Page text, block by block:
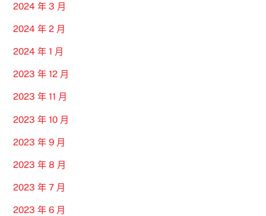
2024 年 3 月
2024 年 2 月
2024 年 1 月
2023 年 12 月
2023 年 11 月
2023 年 10 月
2023 年 9 月
2023 年 8 月
2023 年 7 月
2023 年 6 月